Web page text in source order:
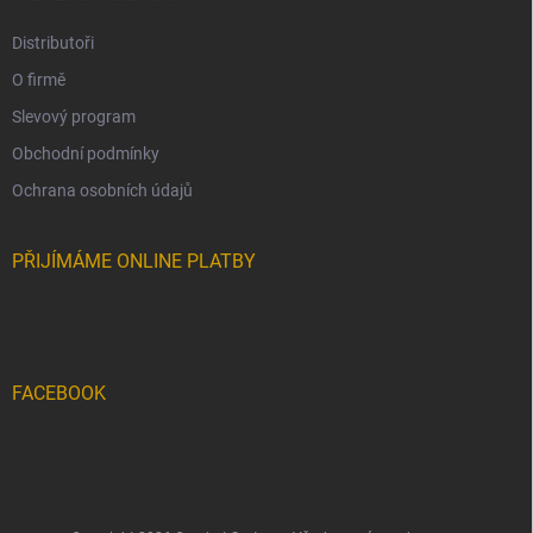
Distributoři
O firmě
Slevový program
Obchodní podmínky
Ochrana osobních údajů
PŘIJÍMÁME ONLINE PLATBY
FACEBOOK